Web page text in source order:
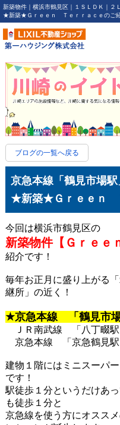
新築物件｜横浜市鶴見区｜１ＳＬＤＫ｜２
★新築★Ｇｒｅｅｎ Ｔｅｒｒａｃｅのご紹介 | 川崎・新
ブログの一覧へ戻る
京急本線「鶴見市場
★新築★Ｇｒｅｅｎ
今回は横浜市鶴見区の
新築物件【Ｇｒｅ
紹介です！
毎年お正月に盛り上がる
継所」の近く！
★京急本線 「鶴見市
ＪＲ南武線 「八丁畷
京急本線 「京急鶴見
建物１階にはミニスーパ
です！
駅徒歩１分というだけあ
も徒歩１分と
京急線を使う方にオスス